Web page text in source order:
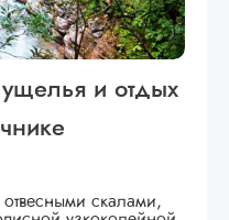
и отдых
отвесными скалами,